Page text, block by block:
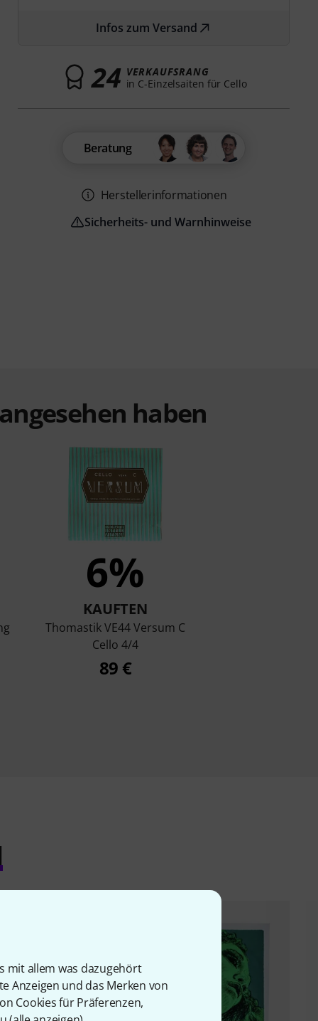
mit allem was dazugehört
Anzeigen und das Merken von
Cookies für Präferenzen,
Infos zum Versand
24 VERKAUFSRANG
in C-Einzelsaiten für Cello
Beratung
Herstellerinformationen
Sicherheits- und Warnhinweise
haben
6%
KAUFTEN
Thomastik VE44 Versum C
Cello 4/4
89 €